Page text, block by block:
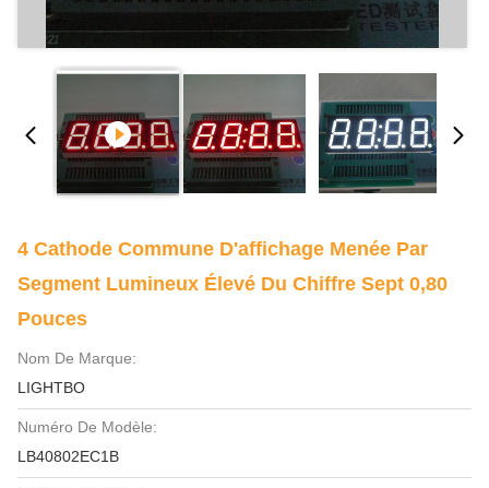
4 Cathode Commune D'affichage Menée Par
Segment Lumineux Élevé Du Chiffre Sept 0,80
Pouces
Nom De Marque:
LIGHTBO
Numéro De Modèle:
LB40802EC1B